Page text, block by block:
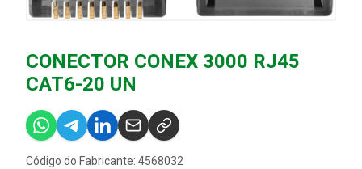
CONECTOR CONEX 3000 RJ45
CAT6-20 UN
Código do Fabricante: 4568032